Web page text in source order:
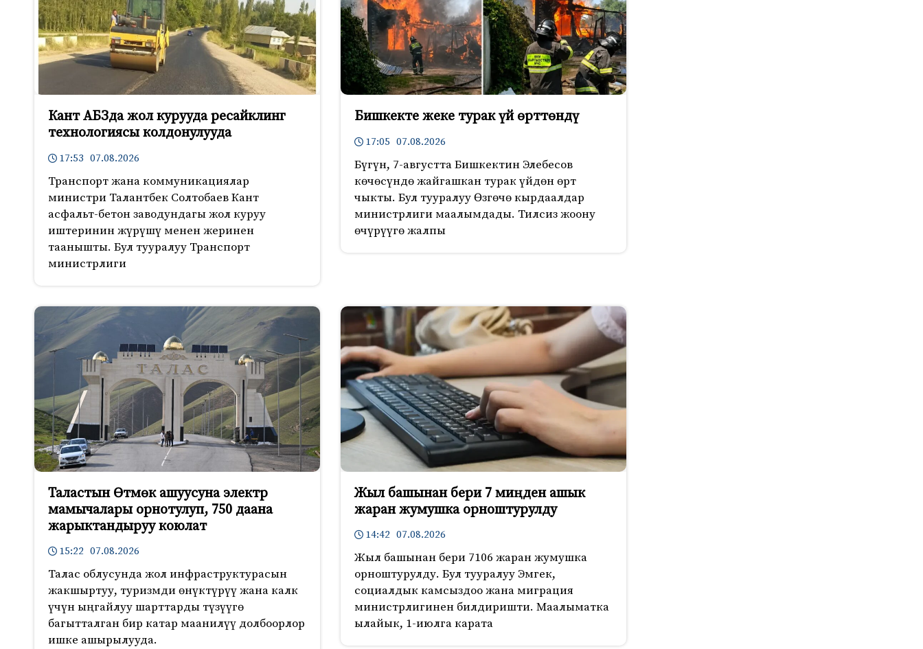
Кант АБЗда жол курууда ресайклинг
технологиясы колдонулууда
17:53 07.08.2026
Транспорт жана коммуникациялар
министри Талантбек Солтобаев Кант
асфальт-бетон заводундагы жол куруу
иштеринин жүрүшү менен жеринен
таанышты. Бул тууралуу Транспорт
министрлиги
Бишкекте жеке турак үй өрттөндү
17:05 07.08.2026
Бүгүн, 7-августта Бишкектин Элебесов
көчөсүндө жайгашкан турак үйдөн өрт
чыкты. Бул тууралуу Өзгөчө кырдаалдар
министрлиги маалымдады. Тилсиз жоону
өчүрүүгө жалпы
Таластын Өтмөк ашуусуна электр
мамычалары орнотулуп, 750 даана
жарыктандыруу коюлат
15:22 07.08.2026
Талас облусунда жол инфраструктурасын
жакшыртуу, туризмди өнүктүрүү жана калк
үчүн ыңгайлуу шарттарды түзүүгө
багытталган бир катар маанилүү долбоорлор
ишке ашырылууда.
Жыл башынан бери 7 миңден ашык
жаран жумушка орноштурулду
14:42 07.08.2026
Жыл башынан бери 7106 жаран жумушка
орноштурулду. Бул тууралуу Эмгек,
социалдык камсыздоо жана миграция
министрлигинен билдиришти. Маалыматка
ылайык, 1-июлга карата